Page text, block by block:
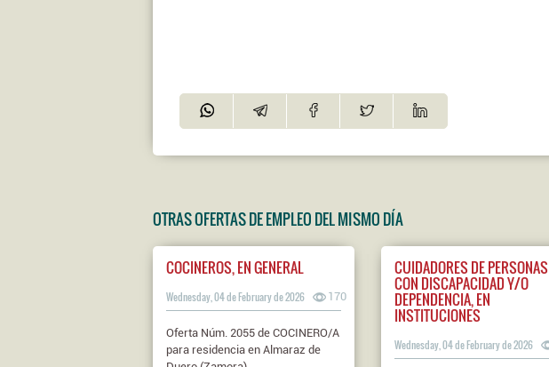
OTRAS OFERTAS DE EMPLEO DEL MISMO DÍA
COCINEROS, EN GENERAL
Wednesday, 04 de February de 2026 170
Oferta Núm. 2055 de COCINERO/A
para residencia en Almaraz de
CUIDADORES DE PERSONAS
CON DISCAPACIDAD Y/O
DEPENDENCIA, EN
INSTITUCIONES
Wednesday, 04 de February de 2026